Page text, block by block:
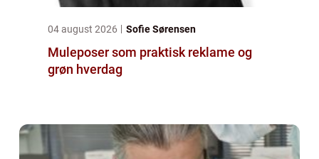
04 august 2026 Sofie Sørensen
Muleposer som praktisk reklame og
grøn hverdag